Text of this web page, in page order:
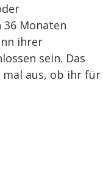
Monaten
ihrer
sein. Das
aus, ob ihr für